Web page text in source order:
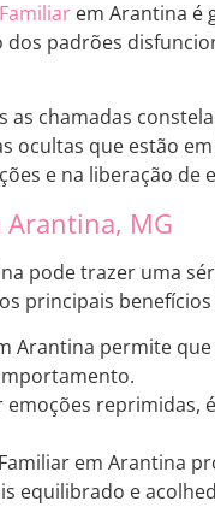
em Arantina é
padrões
as chamadas
que estão
e na liberação de
Arantina, MG
pode trazer uma
principais
Arantina permite
reprimidas,
em Arantina
equilibrado e